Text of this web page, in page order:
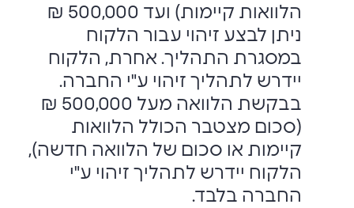
הלוואות קיימות) ועד 500,000 ₪
ניתן לבצע זיהוי עבור הלקוח
במסגרת התהליך. אחרת, הלקוח
יידרש לתהליך זיהוי ע"י החברה.
בבקשת הלוואה מעל 500,000 ₪
(סכום מצטבר הכולל הלוואות
קיימות או סכום של הלוואה חדשה),
הלקוח יידרש לתהליך זיהוי ע"י
החברה בלבד.